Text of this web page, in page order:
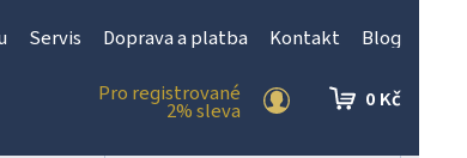
Servis Doprava a platba Kontakt Blog
Pro registrované
2% sleva
0 Kč